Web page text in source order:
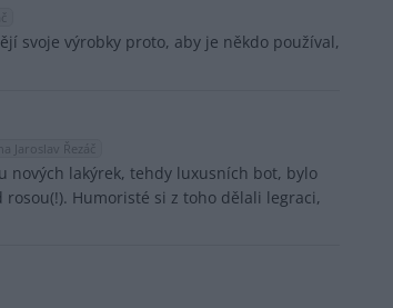
svoje výrobky proto, aby je někdo používal,
Jaroslav Řezáč
nových lakýrek, tehdy luxusních bot, bylo
Humoristé si z toho dělali legraci,